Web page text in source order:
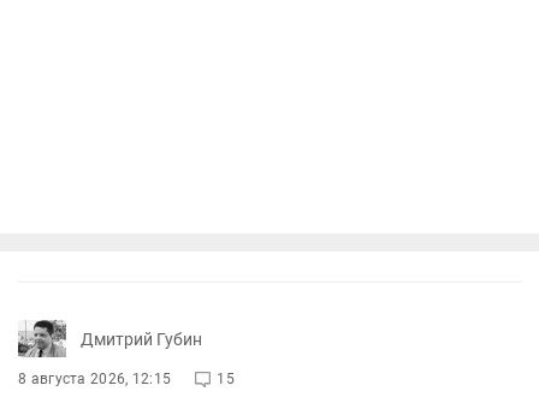
Дмитрий Губин
8 августа 2026, 12:15 15